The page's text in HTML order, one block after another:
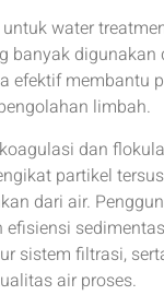
water
banyak digunakan
efektif membantu
limbah.
dan
partikel
dari air.
sistem filtrasi,
air proses.